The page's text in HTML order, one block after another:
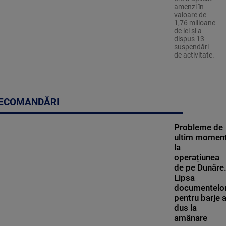
amenzi în
valoare de
1,76 milioane
de lei și a
dispus 13
suspendări
de activitate.
Probleme de
ultim
la
operațiunea
de pe Dunăre.
Lipsa
pentru barje a
dus la
amânare